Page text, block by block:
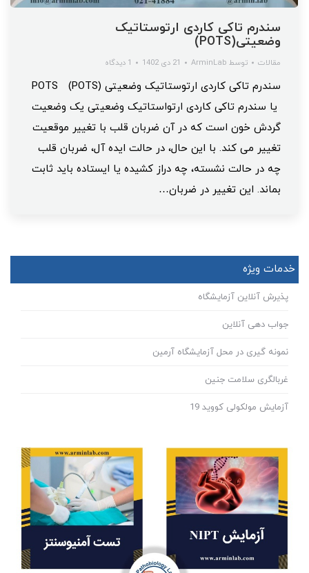
سندرم تاکی کاردی ارتوستاتیک
وضعیتی(POTS)
مقالات توسط ArminLab 21 دی 1402 1 دیدگاه
سندرم تاکی کاردی ارتوستاتیک وضعیتی (POTS) POTS
یا سندرم تاکی کاردی ارتواستاتیک وضعیتی یک وضعیت
گردش خون است که در آن ضربان قلب با تغییر موقعیت
تغییر می کند. با این حال، در حالت ایده آل، ضربان قلب
چه در حالت نشسته، چه دراز کشیده یا ایستاده باید ثابت
بماند. این تغییر در ضربان…
خدمات ویژه
پذیرش آنلاین آزمایشگاه
جواب دهی آنلاین
نمونه گیری در محل آزمایشگاه آرمین
غربالگری سلامت جنین
آزمایش مولکولی کووید 19